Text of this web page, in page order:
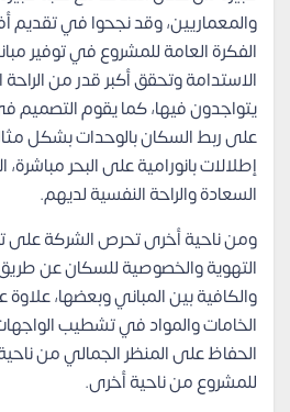
والمعماريين، وقد نجحوا في تقديم
الفكرة العامة للمشروع في توفير
الاستدامة وتحقق أكبر قدر من
على ربط السكان بالوحدات بشكل
إطلالات بانورامية على البحر
السعادة والراحة النفسية لديهم.
ومن ناحية أخرى تحرص الشركة على
التهوية والخصوصية للسكان عن
والكافية بين المباني وبعضها،
الخامات والمواد في تشطيب
الحفاظ على المنظر الجمالي من
للمشروع من ناحية أخرى.